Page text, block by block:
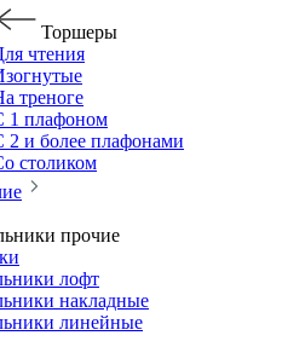
Торшеры
чтения
треноге
1 плафоном
2 и более плафонами
столиком
прочие
лофт
накладные
линейные